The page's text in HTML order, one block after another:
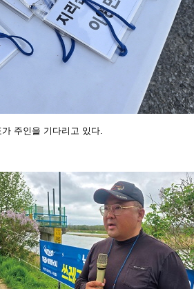
주인을 기다리고 있다.